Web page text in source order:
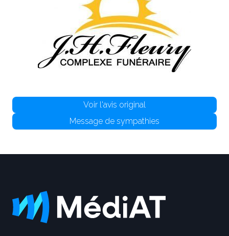
Voir l'avis original
Message de sympathies